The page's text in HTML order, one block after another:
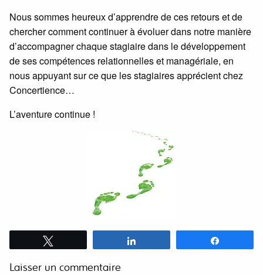
Nous sommes heureux d’apprendre de ces retours et de
chercher comment continuer à évoluer dans notre manière
d’accompagner chaque stagiaire dans le développement
de ses compétences relationnelles et managériale, en
nous appuyant sur ce que les stagiaires apprécient chez
Concertience…
L’aventure continue !
Laisser un commentaire